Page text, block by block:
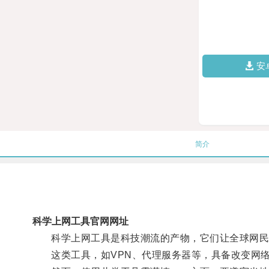
安
简介
科学上网工具官网网址
科学上网工具是科技潮流的产物，它们让全球网民
这类工具，如VPN、代理服务器等，具备改变网